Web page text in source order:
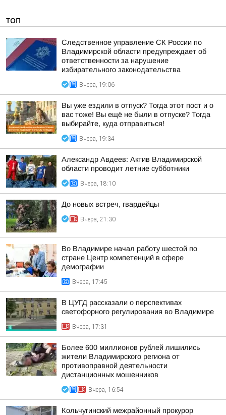
ТОП
Следственное управление СК России по
Владимирской области предупреждает об
ответственности за нарушение
избирательного законодательства
Вчера, 19:06
Вы уже ездили в отпуск? Тогда этот пост и о
вас тоже! Вы ещё не были в отпуске? Тогда
выбирайте, куда отправиться!
Вчера, 19:34
Александр Авдеев: Актив Владимирской
области проводит летние субботники
Вчера, 18:10
До новых встреч, гвардейцы
Вчера, 21:30
Во Владимире начал работу шестой по
стране Центр компетенций в сфере
демографии
Вчера, 17:45
В ЦУГД рассказали о перспективах
светофорного регулирования во Владимире
Вчера, 17:31
Более 600 миллионов рублей лишились
жители Владимирского региона от
противоправной деятельности
дистанционных мошенников
Вчера, 16:54
Кольчугинский межрайонный прокурор